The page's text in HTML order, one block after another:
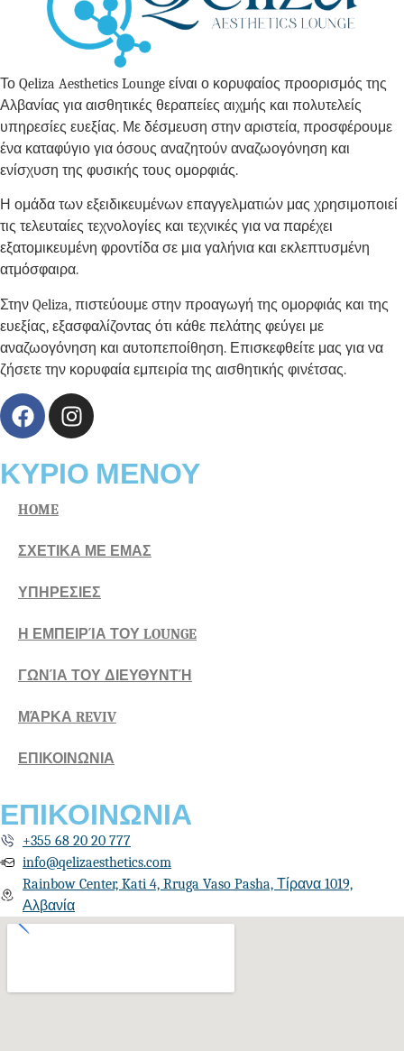
Το Qeliza Aesthetics Lounge είναι ο κορυφαίος προορισμός της
Αλβανίας για αισθητικές θεραπείες αιχμής και πολυτελείς
υπηρεσίες ευεξίας. Με δέσμευση στην αριστεία, προσφέρουμε
ένα καταφύγιο για όσους αναζητούν αναζωογόνηση και
ενίσχυση της φυσικής τους ομορφιάς.
Η ομάδα των εξειδικευμένων επαγγελματιών μας χρησιμοποιεί
τις τελευταίες τεχνολογίες και τεχνικές για να παρέχει
εξατομικευμένη φροντίδα σε μια γαλήνια και εκλεπτυσμένη
ατμόσφαιρα.
Στην Qeliza, πιστεύουμε στην προαγωγή της ομορφιάς και της
ευεξίας, εξασφαλίζοντας ότι κάθε πελάτης φεύγει με
αναζωογόνηση και αυτοπεποίθηση. Επισκεφθείτε μας για να
ζήσετε την κορυφαία εμπειρία της αισθητικής φινέτσας.
ΚΥΡΙΟ ΜΕΝΟΥ
HOME
ΣΧΕΤΙΚΑ ΜΕ ΕΜΑΣ
ΥΠΗΡΕΣΙΕΣ
Η ΕΜΠΕΙΡΊΑ ΤΟΥ LOUNGE
ΓΩΝΊΑ ΤΟΥ ΔΙΕΥΘΥΝΤΉ
ΜΆΡΚΑ REVIV
ΕΠΙΚΟΙΝΩΝΙΑ
ΕΠΙΚΟΙΝΩΝΙΑ
+355 68 20 20 777
info@qelizaesthetics.com
Rainbow Center, Kati 4, Rruga Vaso Pasha, Τίρανα 1019,
Αλβανία